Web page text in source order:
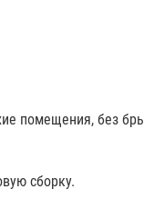
помещения, без
сборку.